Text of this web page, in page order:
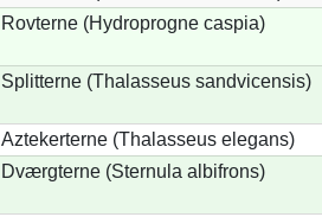
Rovterne (Hydroprogne caspia)
Splitterne (Thalasseus sandvicensis)
Aztekerterne (Thalasseus elegans)
Dværgterne (Sternula albifrons)